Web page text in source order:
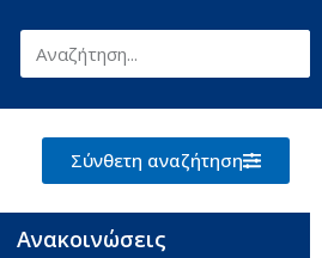
Σύνθετη αναζήτηση
Ανακοινώσεις